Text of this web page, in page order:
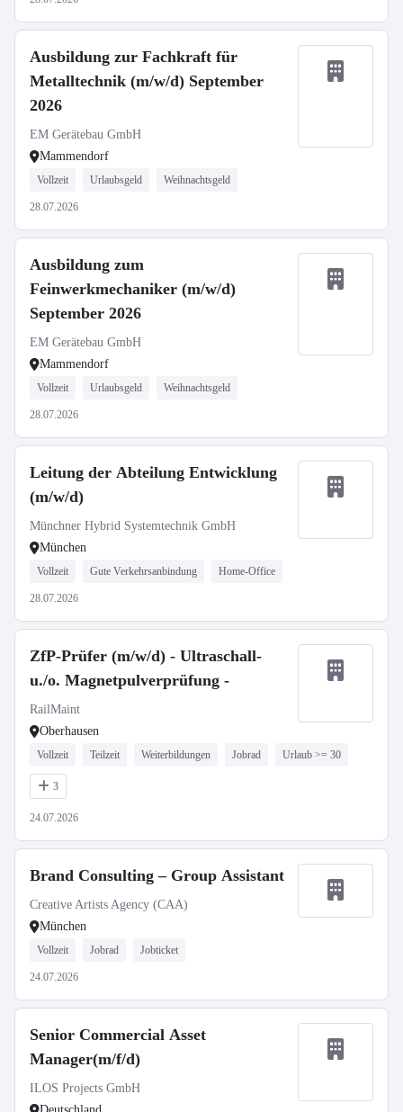
Ausbildung zur Fachkraft für
Metalltechnik (m/w/d) September
2026
EM Gerätebau GmbH
Mammendorf
Vollzeit Urlaubsgeld Weihnachtsgeld
28.07.2026
Ausbildung zum
Feinwerkmechaniker (m/w/d)
September 2026
EM Gerätebau GmbH
Mammendorf
Vollzeit Urlaubsgeld Weihnachtsgeld
28.07.2026
Leitung der Abteilung Entwicklung
(m/w/d)
Münchner Hybrid Systemtechnik GmbH
München
Vollzeit Gute Verkehrsanbindung Home-Office
28.07.2026
ZfP-Prüfer (m/w/d) - Ultraschall-
u./o. Magnetpulverprüfung -
RailMaint
Oberhausen
Vollzeit Teilzeit Weiterbildungen Jobrad Urlaub >= 30
3
24.07.2026
Brand Consulting – Group Assistant
Creative Artists Agency (CAA)
München
Vollzeit Jobrad Jobticket
24.07.2026
Senior Commercial Asset
Manager(m/f/d)
ILOS Projects GmbH